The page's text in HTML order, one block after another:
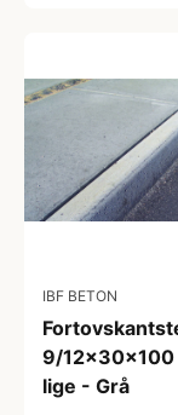
IBF BETON
9/12x30x100
lige - Grå